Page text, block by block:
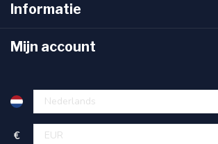
Informatie
Mijn account
€